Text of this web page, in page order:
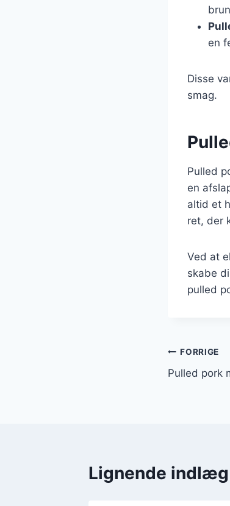
en
Disse
smag.
Pulled
en
altid et
ret, der
Ved at
skabe
pulled
FORRIGE
Pulled pork
Lignende indlæg